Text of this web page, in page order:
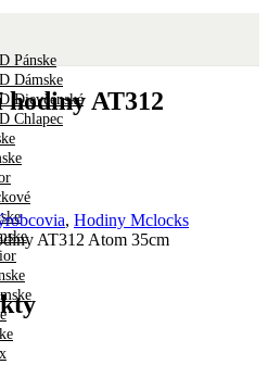
Pánske
Dámske
Dievčenské
Chlapec
hodiny AT312
, Hodiny Mclocks
AT312 Atom 35cm